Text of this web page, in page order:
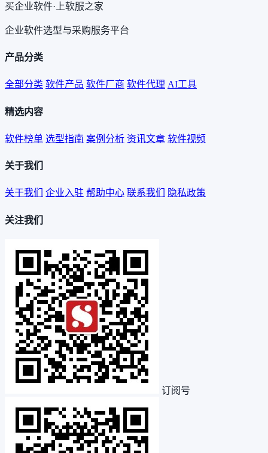
买企业软件·上软服之家
企业软件选型与采购服务平台
产品分类
全部分类 软件产品 软件厂商 软件代理 AI工具
精选内容
软件榜单 选型指南 案例分析 资讯文章 软件视频
关于我们
关于我们 企业入驻 帮助中心 联系我们 隐私政策
关注我们
订阅号